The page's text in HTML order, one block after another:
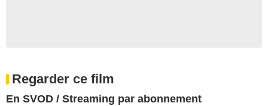
Regarder ce film
En SVOD / Streaming par abonnement